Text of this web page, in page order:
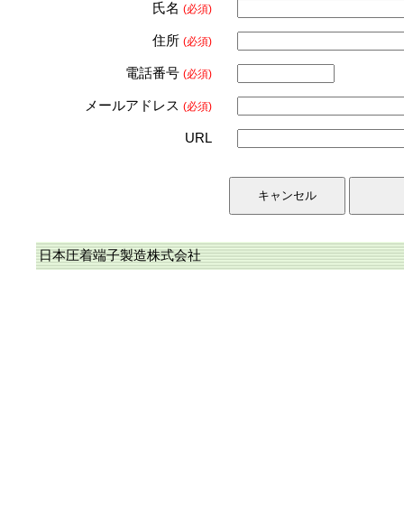
氏名 (必須)
住所 (必須)
電話番号 (必須)
メールアドレス (必須)
URL
日本圧着端子製造株式会社